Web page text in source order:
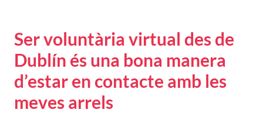
Ser voluntària virtual des de
Dublín és una bona manera
d’estar en contacte amb les
meves arrels